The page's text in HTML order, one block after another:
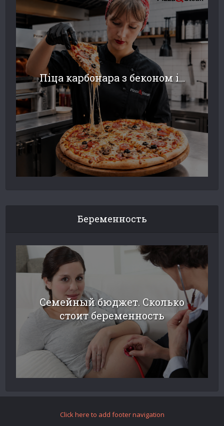
Піца карбонара з беконом і...
Беременность
Семейный бюджет. Сколько
стоит беременность
Click here to add footer navigation